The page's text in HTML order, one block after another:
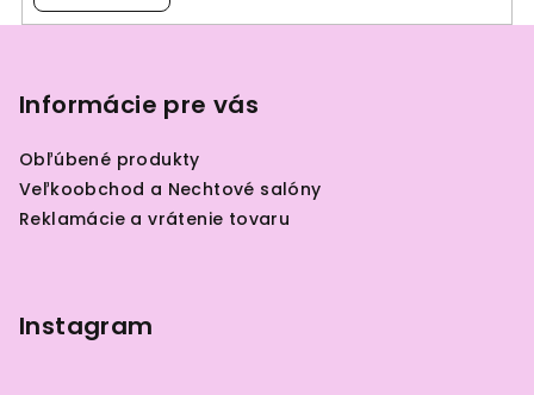
Informácie pre vás
Obľúbené produkty
Veľkoobchod a Nechtové salóny
Reklamácie a vrátenie tovaru
Instagram